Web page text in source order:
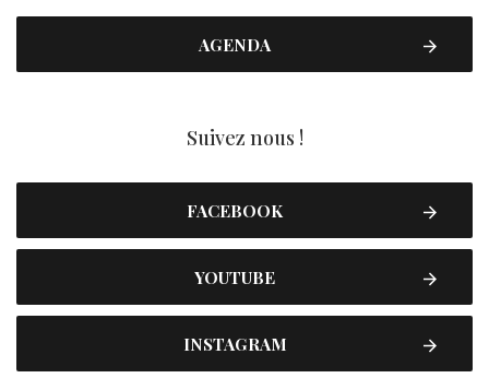
AGENDA
Suivez nous !
FACEBOOK
YOUTUBE
INSTAGRAM